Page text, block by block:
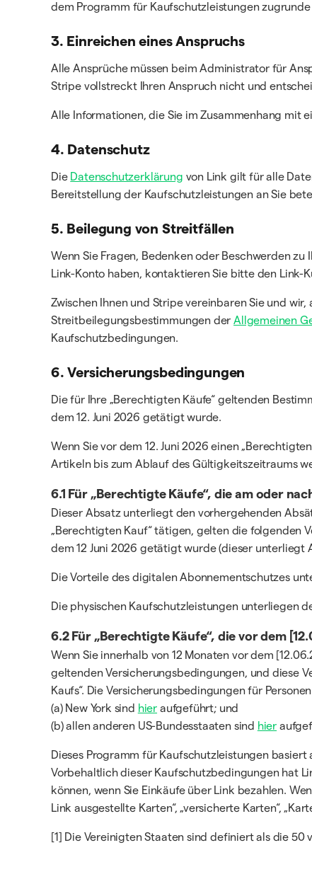
dem Programm für Kaufschutzleistungen
3. Einreichen eines Anspruchs
Alle Ansprüche müssen beim Administrator für
Stripe vollstreckt Ihren Anspruch nicht und
Alle Informationen, die Sie im Zusammenhang mit
4. Datenschutz
Die Datenschutzerklärung von Link gilt für alle
Bereitstellung der Kaufschutzleistungen an Sie
5. Beilegung von Streitfällen
Wenn Sie Fragen, Bedenken oder Beschwerden
Link-Konto haben, kontaktieren Sie bitte den Link-
Zwischen Ihnen und Stripe vereinbaren Sie und
Streitbeilegungsbestimmungen derAllgemeinen
Kaufschutzbedingungen.
6. Versicherungsbedingungen
Die für Ihre „Berechtigten Käufe“ geltenden
dem 12. Juni 2026 getätigt wurde.
Wenn Sie vor dem 12. Juni 2026 einen
Artikeln bis zum Ablauf des Gültigkeitszeitraums
6.1 Für „Berechtigte Käufe“, die am oder
Dieser Absatz unterliegt den vorhergehenden
„Berechtigten Kauf“ tätigen, gelten die folgenden
dem 12 Juni 2026 getätigt wurde (dieser unterliegt
Die Vorteile des digitalen Abonnementschutzes
Die physischen Kaufschutzleistungen unterliegen
6.2 Für „Berechtigte Käufe“, die vor dem
Wenn Sie innerhalb von 12 Monaten vor dem
geltenden Versicherungsbedingungen, und diese
Kaufs“. Die Versicherungsbedingungen für
(a) New York sind hier aufgeführt; und
(b) allen anderen US-Bundesstaaten sind hier
Dieses Programm für Kaufschutzleistungen
Vorbehaltlich dieser Kaufschutzbedingungen hat
können, wenn Sie Einkäufe über Link bezahlen.
Link ausgestellte Karten“, „versicherte Karten“,
[1] Die Vereinigten Staaten sind definiert als die